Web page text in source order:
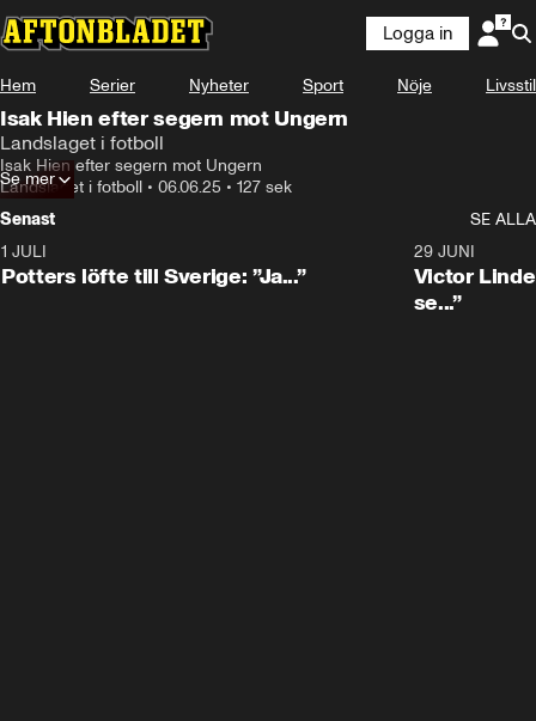
Logga in
Hem Serier Nyheter Sport Nöje Livsstil
Isak Hien efter segern mot Ungern
Landslaget i fotboll
Isak Hien efter segern mot Ungern
Landslaget i fotboll • 06.06.25 • 127 sek
Se mer
Senast
SE ALLA
1 JULI
Potters löfte till Sverige: ”Ja...”
29 JUNI
Victor
se...”